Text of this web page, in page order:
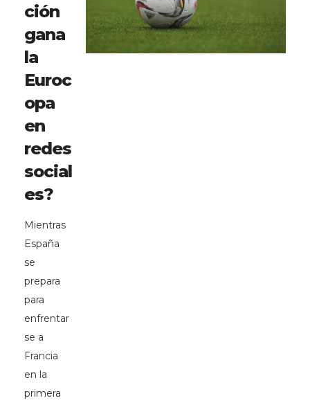
ción
gana
la
Euroc
opa
en
redes
social
es?
Mientras
España
se
prepara
para
enfrentar
se a
Francia
en la
primera